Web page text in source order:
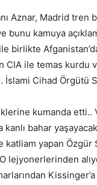
Aznar, Madrid tren
bunu kamuya
birlikte
CIA ile temas kurdu
Cihad Örgütü
kumanda etti..
kanlı bahar
katliam yapan
lejyonerlerinden